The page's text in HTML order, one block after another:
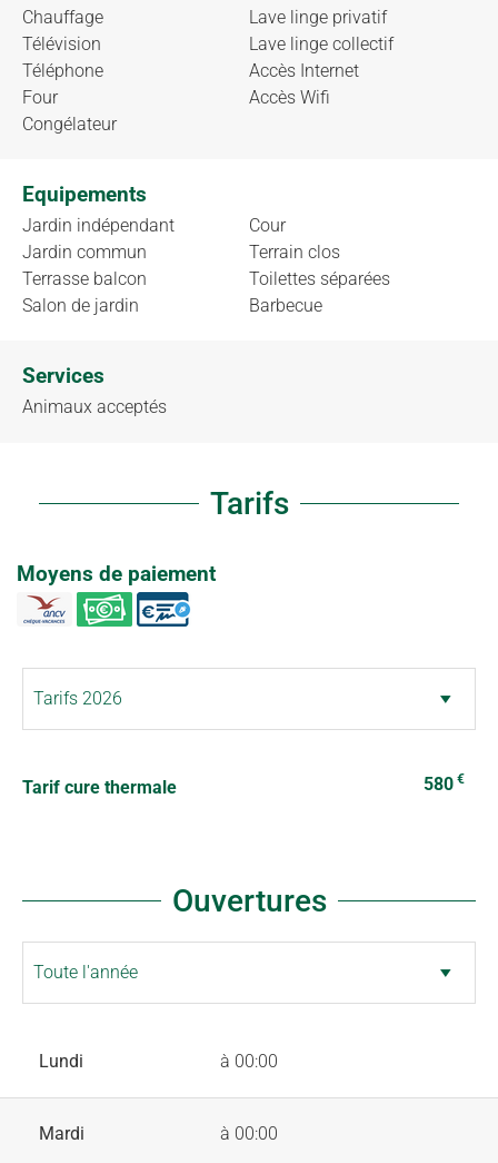
Chauffage
Télévision
Téléphone
Four
Congélateur
Lave linge privatif
Lave linge collectif
Accès Internet
Accès Wifi
Equipements
Jardin indépendant
Jardin commun
Terrasse balcon
Salon de jardin
Cour
Terrain clos
Toilettes séparées
Barbecue
Services
Animaux acceptés
Tarifs
Moyens de paiement
Tarif cure thermale 580 €
Ouvertures
Lundi à 00:00
Mardi à 00:00